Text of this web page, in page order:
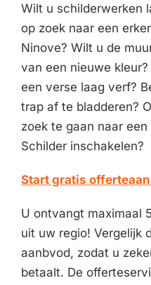
Wilt u schilderwerken
op zoek naar een
Ninove? Wilt u de
van een nieuwe
een verse laag verf?
trap af te bladderen?
zoek te gaan naar
Schilder inschakelen?
Start gratis
U ontvangt maximaal
uit uw regio! Vergelijk
aanbvod, zodat u
betaalt. De